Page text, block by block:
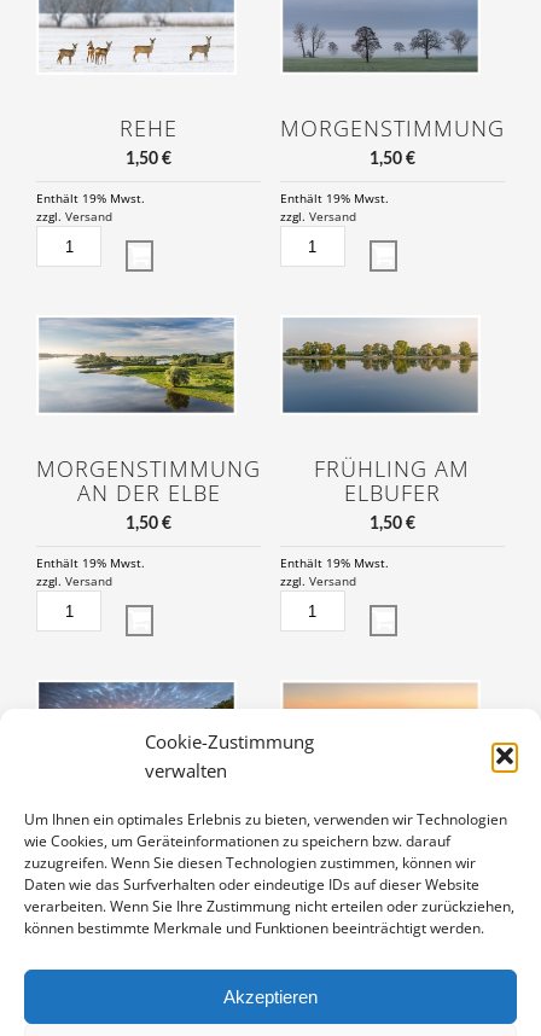
Cookie-Zustimmung
verwalten
Um Ihnen ein optimales Erlebnis zu bieten, verwenden wir Technologien
wie Cookies, um Geräteinformationen zu speichern bzw. darauf
zuzugreifen. Wenn Sie diesen Technologien zustimmen, können wir
Daten wie das Surfverhalten oder eindeutige IDs auf dieser Website
verarbeiten. Wenn Sie Ihre Zustimmung nicht erteilen oder zurückziehen,
können bestimmte Merkmale und Funktionen beeinträchtigt werden.
Akzeptieren
REHE
1,50€
Enthält 19% Mwst.
zzgl. Versand
REHE
MENGE
MORGENSTIMMUNG
1,50 €
Enthält 19% Mwst.
zzgl. Versand
MORGENSTIMMUNG
MENGE
MORGENSTIMMUNG
AN DER ELBE
1,50€
Enthält 19% Mwst.
zzgl. Versand
MORGENSTIMMUNG
AN
MENGE
FRÜHLING AM
ELBUFER
1,50 €
Enthält 19% Mwst.
zzgl. Versand
FRÜHLING
AM
SONNENAUFGANG
AN DER ELBE
1,50€
Enthält 19% Mwst.
SONNENAUFGANG
ELBTALAUE
1,50€
Enthält 19% Mwst.
zzgl.
Versand
MENGE